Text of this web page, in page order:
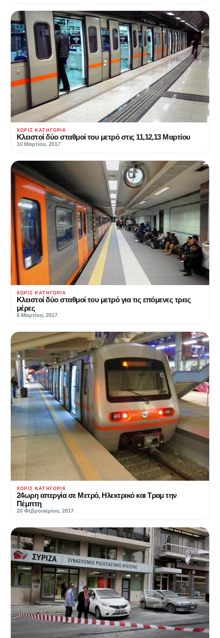
ΧΩΡΊΣ ΚΑΤΗΓΟΡΊΑ
Κλειστοί δύο σταθμοί του μετρό στις 11,12,13 Μαρτίου
10 Μαρτίου, 2017
ΧΩΡΊΣ ΚΑΤΗΓΟΡΊΑ
Κλειστοί δύο σταθμοί του μετρό για τις επόμενες τρεις
μέρες
6 Μαρτίου, 2017
ΧΩΡΊΣ ΚΑΤΗΓΟΡΊΑ
24ωρη απεργία σε Μετρό, Ηλεκτρικό και Τραμ την
Πέμπτη
20 Φεβρουαρίου, 2017